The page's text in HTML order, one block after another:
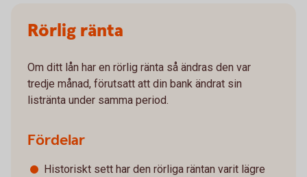
Rörlig ränta
Om ditt lån har en rörlig ränta så ändras den var
tredje månad, förutsatt att din bank ändrat sin
listränta under samma period.
Fördelar
Historiskt sett har den rörliga räntan varit lägre